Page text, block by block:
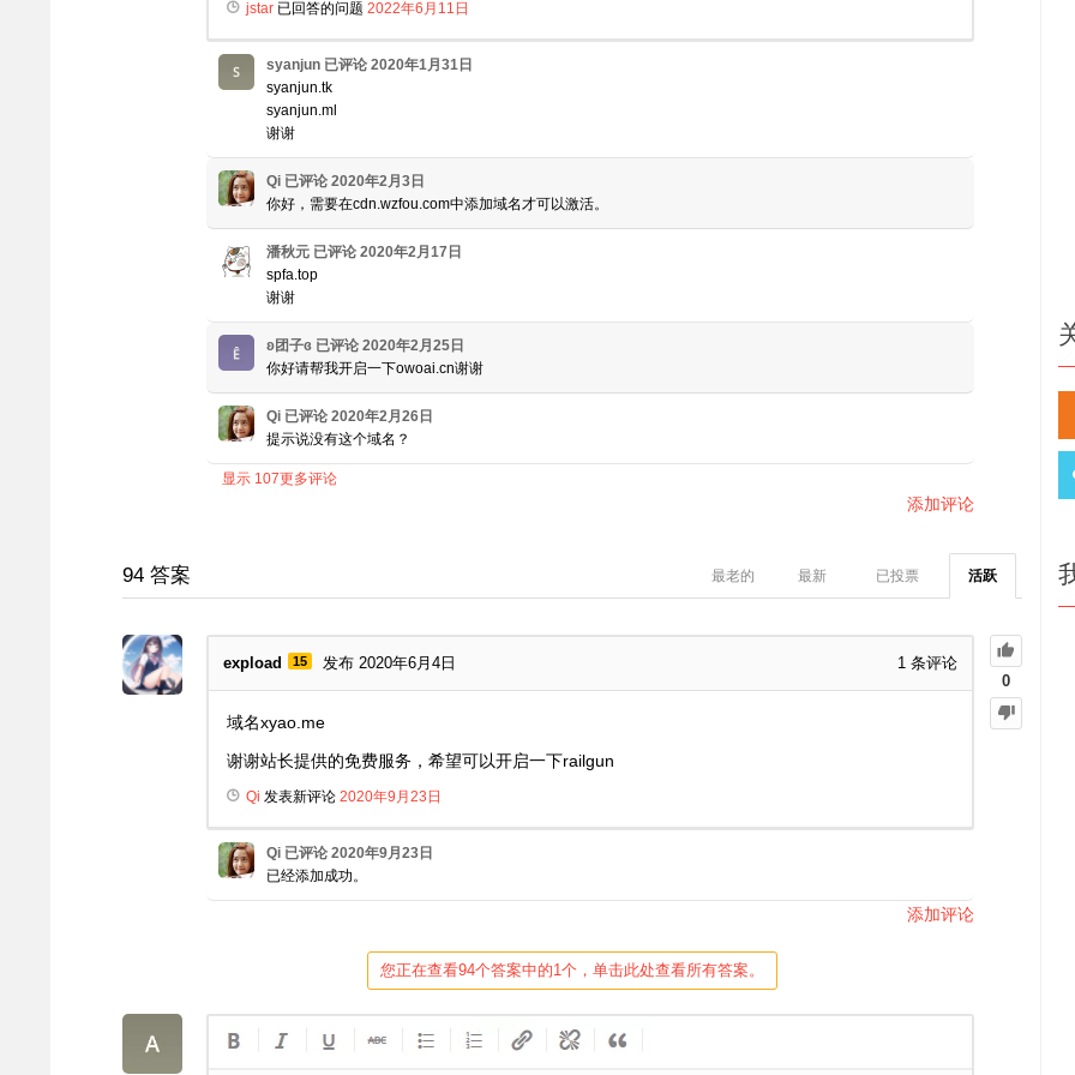
jstar 已回答的问题 2022年6月11日
syanjun 已评论 2020年1月31日
syanjun.tk
syanjun.ml
谢谢
Qi 已评论 2020年2月3日
你好，需要在cdn.wzfou.com中添加域名才可以激活。
潘秋元 已评论 2020年2月17日
spfa.top
谢谢
ʚ团子ɞ 已评论 2020年2月25日
你好请帮我开启一下owoai.cn谢谢
Qi 已评论 2020年2月26日
提示说没有这个域名？
显示 107更多评论
添加评论
94 答案 活跃
已投票
最新
最老的
0
expload 15 发布 2020年6月4日 1 条评论
域名xyao.me
谢谢站长提供的免费服务，希望可以开启一下railgun
Qi 发表新评论 2020年9月23日
Qi 已评论 2020年9月23日
已经添加成功。
添加评论
您正在查看94个答案中的1个，单击此处查看所有答案。